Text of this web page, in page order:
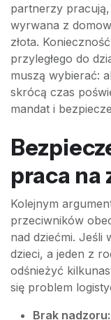
partnerzy
wyrwana z
złota.
przyległego do
muszą wybierać:
skrócą czas
mandat i
praca na
Kolejnym
przeciwników
nad dziećmi. Jeśli
dzieci, a jeden z
odśnieżyć
się problem
Brak nadzoru: